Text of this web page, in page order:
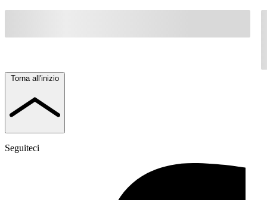
Torna all'inizio
Seguiteci